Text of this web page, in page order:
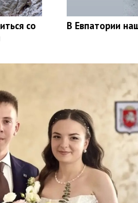
со
В Евпатории